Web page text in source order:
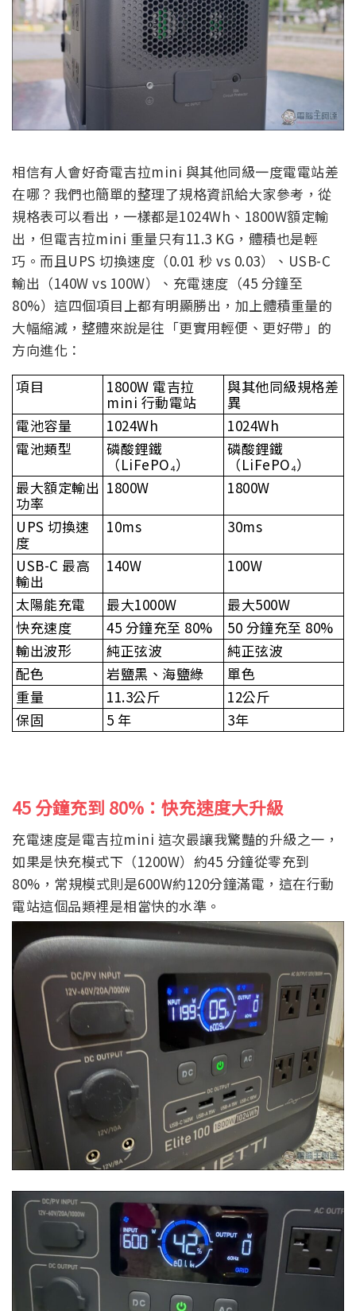
相信有人會好奇電吉拉mini 與其他同級一度電電站差
在哪？我們也簡單的整理了規格資訊給大家參考，從
規格表可以看出，一樣都是1024Wh、1800W額定輸
出，但電吉拉mini 重量只有11.3 KG，體積也是輕
巧。而且UPS 切換速度（0.01 秒 vs 0.03）、USB-C
輸出（140W vs 100W）、充電速度（45 分鐘至
80%）這四個項目上都有明顯勝出，加上體積重量的
大幅縮減，整體來說是往「更實用輕便、更好帶」的
方向進化：
項目
1800W 電吉拉
mini 行動電站
與其他同級規格差
異
電池容量
1024Wh
1024Wh
電池類型
磷酸鋰鐵
（LiFePO₄）
磷酸鋰鐵
（LiFePO₄）
最大額定輸出
功率
1800W
1800W
UPS 切換速
度
10ms
30ms
USB-C 最高
輸出
140W
100W
太陽能充電
最大1000W
最大500W
快充速度
45 分鐘充至 80%
50 分鐘充至 80%
輸出波形
純正弦波
純正弦波
配色
岩鹽黑、海鹽綠
單色
重量
11.3公斤
12公斤
保固
5 年 3年
45分鐘充到 80% ：快充速度大升級
充電速度是電吉拉mini 這次最讓我驚豔的升級之一，
如果是快充模式下（1200W）約45 分鐘從零充到
80%，常規模式則是600W約120分鐘滿電，這在行動
電站這個品類裡是相當快的水準。